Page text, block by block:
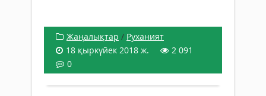
Жаңалықтар / Руханият
18 қыркүйек 2018 ж.
2 091
0